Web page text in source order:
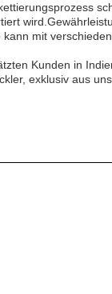
mit
Kunden in
exklusiv aus